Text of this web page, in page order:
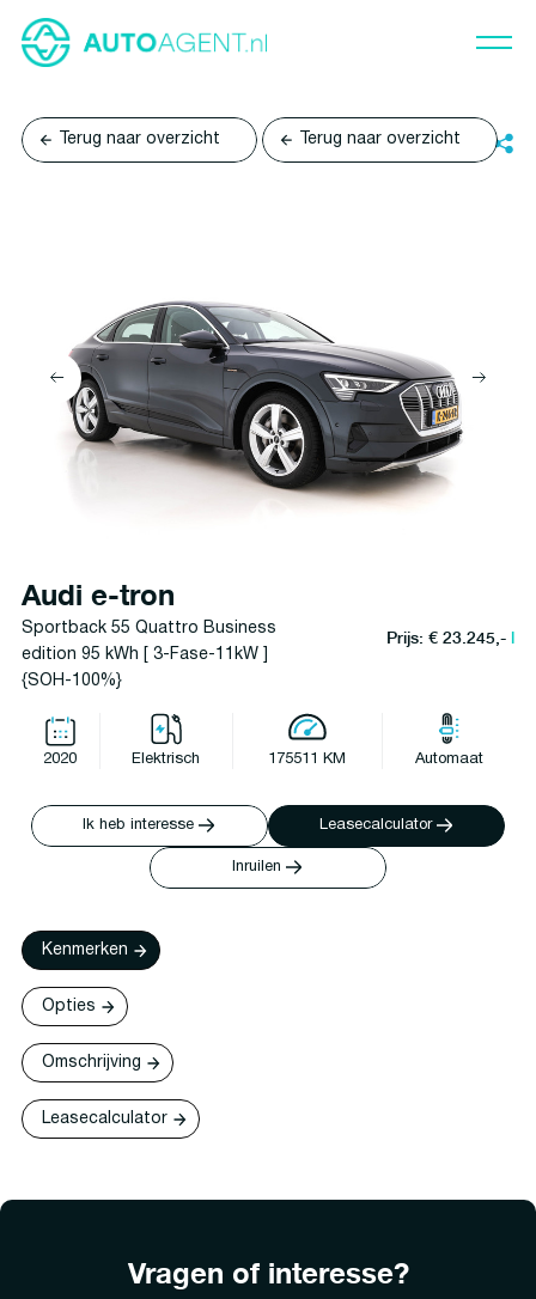
Terug naar overzicht Terug naar overzicht
Audi e-tron
Sportback 55 Quattro Business
edition 95 kWh [ 3-Fase-11kW ]
{SOH-100%}
Prijs: € 23.245,-l
2020 Elektrisch 175511 KM Automaat
Ik heb interesse Leasecalculator
Inruilen
Kenmerken
Opties
Omschrijving
Leasecalculator
Vragen of interesse?